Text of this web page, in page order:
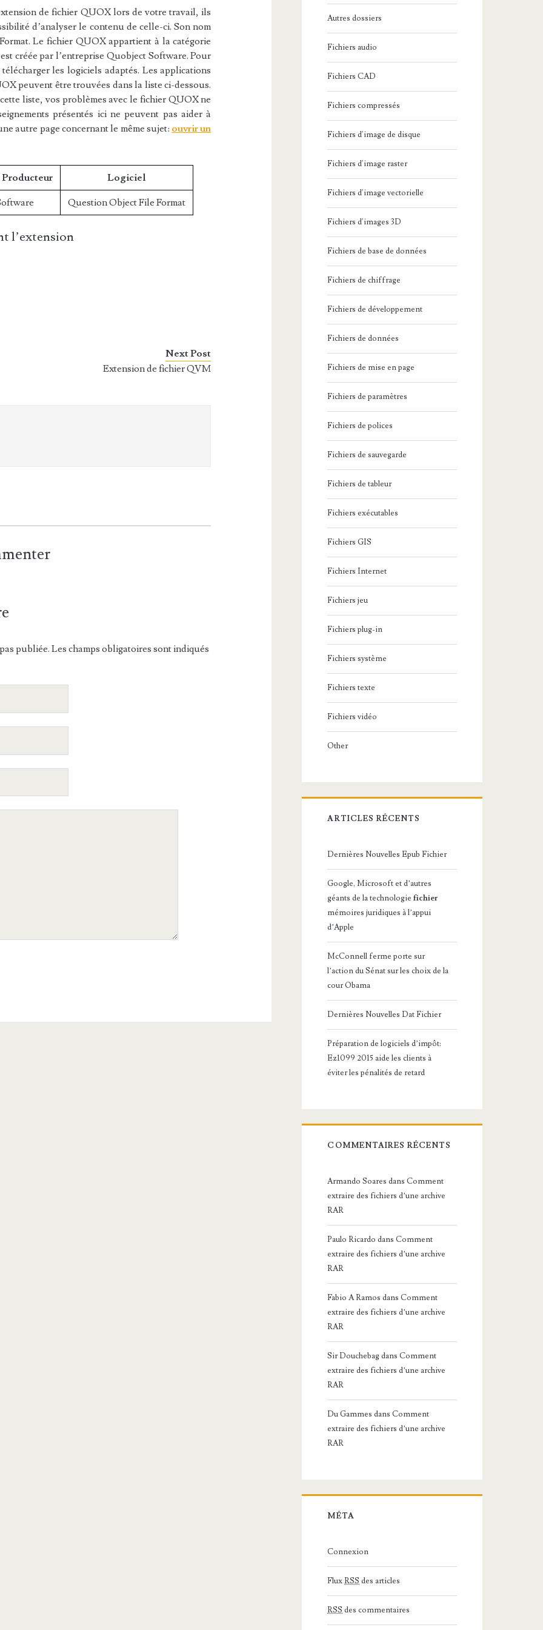
de fichier QUOX lors de votre travail, ils
d’analyser le contenu de celle-ci. Son nom
Le fichier QUOX appartient à la catégorie
créée par l’entreprise Quobject Software. Pour
les logiciels adaptés. Les applications
peuvent être trouvées dans la liste ci-dessous.
liste, vos problèmes avec le fichier QUOX ne
présentés ici ne peuvent pas aider à
autre page concernant le même sujet: ouvrir un
Producteur Logiciel
Question Object File Format
l’extension
Next Post
Extension de fichier QVM
publiée. Les champs obligatoires sont indiqués
Autres dossiers
Fichiers audio
Fichiers CAD
Fichiers compressés
Fichiers d'image de disque
Fichiers d'image raster
Fichiers d'image vectorielle
Fichiers d'images 3D
Fichiers de base de données
Fichiers de chiffrage
Fichiers de développement
Fichiers de données
Fichiers de mise en page
Fichiers de paramètres
Fichiers de polices
Fichiers de sauvegarde
Fichiers de tableur
Fichiers exécutables
Fichiers GIS
Fichiers Internet
Fichiers jeu
Fichiers plug-in
Fichiers système
Fichiers texte
Fichiers vidéo
Other
ARTICLES RÉCENTS
Dernières Nouvelles Epub Fichier
Google, Microsoft et d’autres
géants de la technologiefichier
mémoires juridiques à l’appui
d’Apple
McConnell ferme porte sur
l’action du Sénat sur les choix de la
cour Obama
Dernières Nouvelles Dat Fichier
Préparation de logiciels d’impôt:
Ez1099 2015 aide les clients à
éviter les pénalités de retard
COMMENTAIRES RÉCENTS
Armando Soares dansComment
extraire des fichiers d’une archive
RAR
Paulo Ricardo dansComment
extraire des fichiers d’une archive
RAR
Fabio A Ramos dansComment
extraire des fichiers d’une archive
RAR
Sir DouchebagdansComment
extraire des fichiers d’une archive
RAR
Du Gammes dansComment
extraire des fichiers d’une archive
RAR
MÉTA
Connexion
FluxRSS des articles
RSS des commentaires